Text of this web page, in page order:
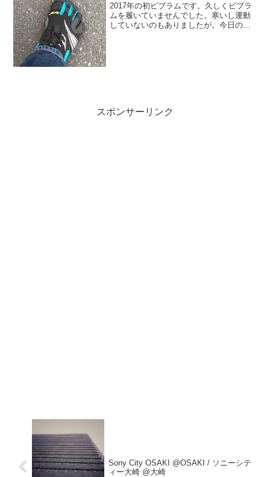
2017年の初ビブラムです。久しくビブラ
ムを履いていませんでした。寒いし運動
していないのもありましたが。今日の夕
スポンサーリンク
Sony City OSAKI @OSAKI / ソニーシテ
ィー大崎 @大崎